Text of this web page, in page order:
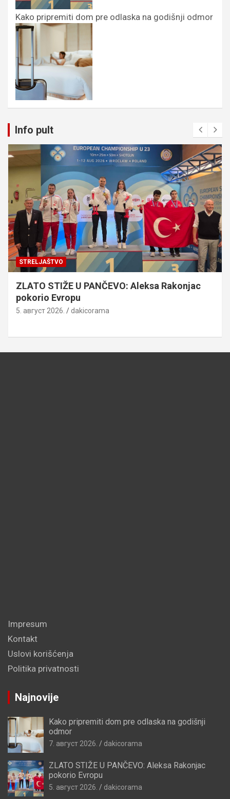
Kako pripremiti dom pre odlaska na godišnji odmor
Info pult
STRELJAŠTVO
ZLATO STIŽE U PANČEVO: Aleksa Rakonjac
pokorio Evropu
5. август 2026. dakicorama
Impresum
Kontakt
Uslovi korišćenja
Politika privatnosti
Najnovije
Kako pripremiti dom pre odlaska na godišnji
odmor
7. август 2026. dakicorama
ZLATO STIŽE U PANČEVO: Aleksa Rakonjac
pokorio Evropu
5. август 2026. dakicorama